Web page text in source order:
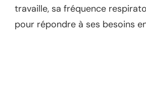
travaille, sa fréquence
pour répondre à ses besoins